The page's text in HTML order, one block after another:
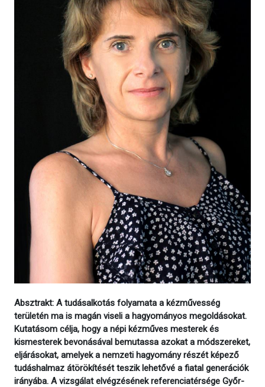
Absztrakt: A tudásalkotás folyamata a kézművesség
területén ma is magán viseli a hagyományos megoldásokat.
Kutatásom célja, hogy a népi kézműves mesterek és
kismesterek bevonásával bemutassa azokat a módszereket,
eljárásokat, amelyek a nemzeti hagyomány részét képező
tudáshalmaz átörökítését teszik lehetővé a fiatal generációk
irányába. A vizsgálat elvégzésének referenciatérsége Győr-